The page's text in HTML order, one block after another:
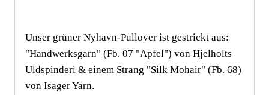
Unser grüner Nyhavn-Pullover ist gestrickt aus:
"Handwerksgarn" (Fb. 07 "Apfel") von Hjelholts
Uldspinderi & einem Strang "Silk Mohair" (Fb. 68)
von Isager Yarn.